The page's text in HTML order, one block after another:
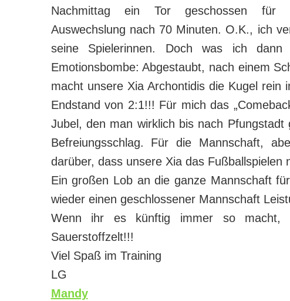
Nachmittag ein Tor geschossen für
Auswechslung nach 70 Minuten. O.K., ich
seine Spielerinnen. Doch was ich
Emotionsbombe: Abgestaubt, nach einem
macht unsere Xia Archontidis die Kugel rein
Endstand von 2:1!!! Für mich das
Jubel, den man wirklich bis nach
Befreiungsschlag. Für die Mannschaft,
darüber, dass unsere Xia das Fußballspielen
Ein großen Lob an die ganze Mannschaft
wieder einen geschlossener Mannschaft
Wenn ihr es künftig immer so macht,
Sauerstoffzelt!!!
Viel Spaß im Training
LG
Mandy